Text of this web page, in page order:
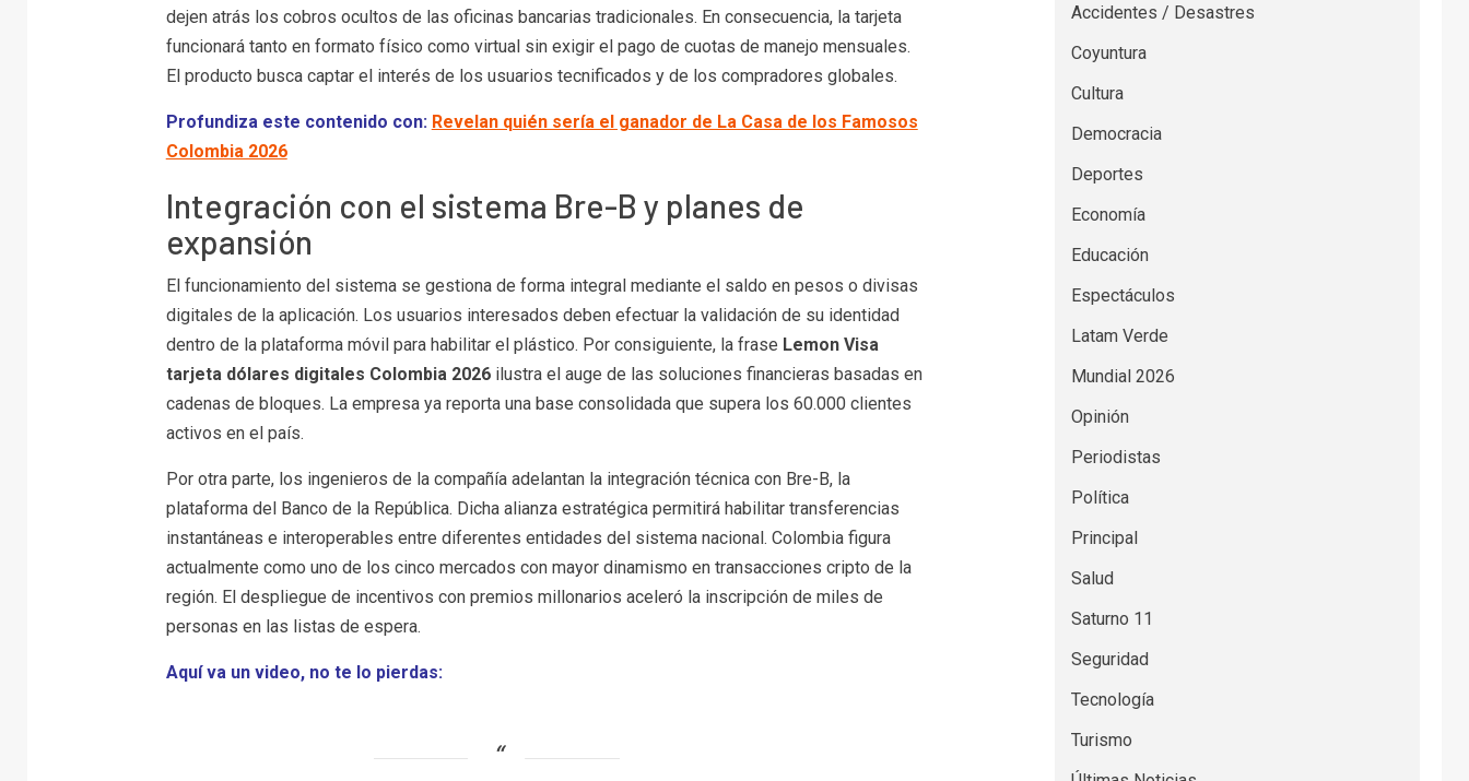
dejen atrás los cobros ocultos de las oficinas bancarias tradicionales. En consecuencia, la tarjeta
funcionará tanto en formato físico como virtual sin exigir el pago de cuotas de manejo mensuales.
El producto busca captar el interés de los usuarios tecnificados y de los compradores globales.
Profundiza este contenido con: Revelan quién sería el ganador de La Casa de los Famosos
Colombia 2026
Integración con el sistema Bre-B y planes de
expansión
El funcionamiento del sistema se gestiona de forma integral mediante el saldo en pesos o divisas
digitales de la aplicación. Los usuarios interesados deben efectuar la validación de su identidad
dentro de la plataforma móvil para habilitar el plástico. Por consiguiente, la frase Lemon Visa
tarjeta dólares digitales Colombia 2026ilustra el auge de las soluciones financieras basadas en
cadenas de bloques. La empresa ya reporta una base consolidada que supera los 60.000 clientes
activos en el país.
Por otra parte, los ingenieros de la compañía adelantan la integración técnica con Bre-B, la
plataforma del Banco de la República. Dicha alianza estratégica permitirá habilitar transferencias
instantáneas e interoperables entre diferentes entidades del sistema nacional. Colombia figura
actualmente como uno de los cinco mercados con mayor dinamismo en transacciones cripto de la
región. El despliegue de incentivos con premios millonarios aceleró la inscripción de miles de
personas en las listas de espera.
Aquí va un video, no te lo pierdas:
Accidentes / Desastres
Coyuntura
Cultura
Democracia
Deportes
Economía
Educación
Espectáculos
Latam Verde
Mundial 2026
Opinión
Periodistas
Política
Principal
Salud
Saturno 11
Seguridad
Tecnología
Turismo